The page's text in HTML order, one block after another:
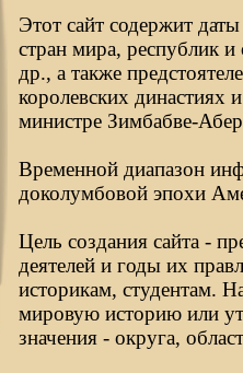
Этот сайт содержит
стран мира, республик и
др., а также
королевских династиях
министре Зимбабве-
Временной диапазон
доколумбовой эпохи
Цель создания сайта -
деятелей и годы их
историкам, студентам.
мировую историю или
значения - округа,